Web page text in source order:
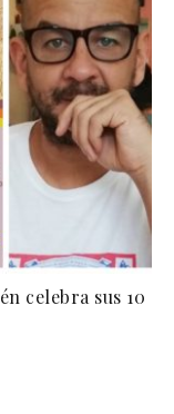
celebra sus 10